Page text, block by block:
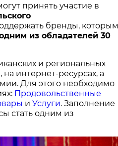
принять участие в
бренды, которым
из обладателей 30
и региональных
интернет-ресурсах, а
Для этого необходимо
Продовольственные
и Услуги. Заполнение
стать одним из